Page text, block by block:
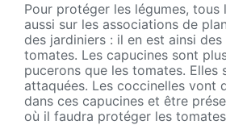
Pour protéger les légumes,
aussi sur les associations de
des jardiniers : il en est ainsi
tomates. Les capucines sont
pucerons que les tomates. Elles
attaquées. Les coccinelles vont
dans ces capucines et être
où il faudra protéger les